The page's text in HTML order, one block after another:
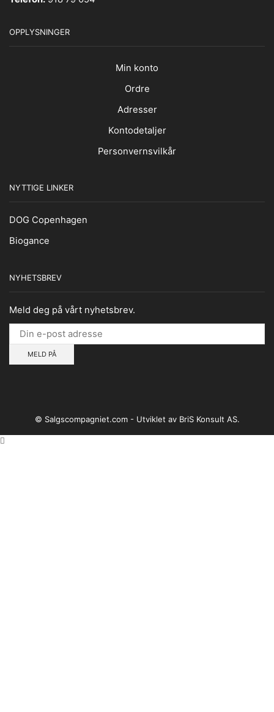
OPPLYSNINGER
Min konto
Ordre
Adresser
Kontodetaljer
Personvernsvilkår
NYTTIGE LINKER
DOG Copenhagen
Biogance
NYHETSBREV
Meld deg på vårt nyhetsbrev.
© Salgscompagniet.com - Utviklet av BriS Konsult AS.